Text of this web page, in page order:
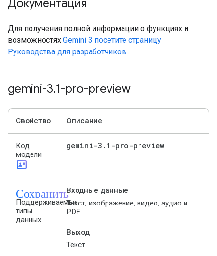
Документация
Для получения полной информации о функциях и
возможностях Gemini 3 посетите страницу
Руководства для разработчиков .
gemini-3.1-pro-preview
Свойство Описание
Код
модели
id_card
gemini-3 . 1-pro-preview
Сохранить
Поддерживаемые
типы
данных
Входные данные
Текст, изображение, видео, аудио и
PDF
Выход
Текст